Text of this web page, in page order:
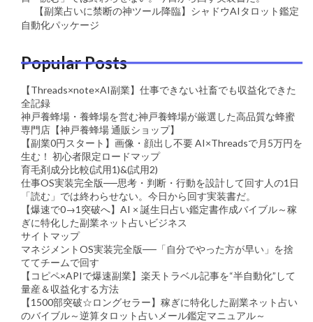
【副業占いに禁断の神ツール降臨】シャドウAIタロット鑑定
自動化パッケージ
Popular Posts
【Threads×note×AI副業】仕事できない社畜でも収益化できた
全記録
神戸養蜂場・養蜂場を営む神戸養蜂場が厳選した高品質な蜂蜜
専門店【神戸養蜂場 通販ショップ】
【副業0円スタート】画像・顔出し不要 AI×Threadsで月5万円を
生む！ 初心者限定ロードマップ
育毛剤成分比較(試用1)&(試用2)
仕事OS実装完全版──思考・判断・行動を設計して回す人の1日
「読む」では終わらせない。今日から回す実装書だ。
【爆速で0→1突破へ】AI × 誕生日占い鑑定書作成バイブル～稼
ぎに特化した副業ネット占いビジネス
サイトマップ
マネジメントOS実装完全版──「自分でやった方が早い」を捨
ててチームで回す
【コピペ×APIで爆速副業】楽天トラベル記事を“半自動化”して
量産＆収益化する方法
【1500部突破☆ロングセラー】稼ぎに特化した副業ネット占い
のバイブル～逆算タロット占いメール鑑定マニュアル～